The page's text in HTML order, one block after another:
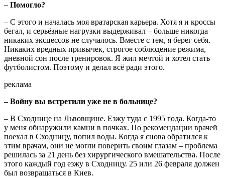
– Помогло?
– С этого и началась моя вратарская карьера. Хотя я и кроссы
бегал, и серьёзные нагрузки выдерживал – больше никогда
никаких эксцессов не случалось. Вместе с тем, я берег себя.
Никаких вредных привычек, строгое соблюдение режима,
дневной сон после тренировок. Я жил мечтой и хотел стать
футболистом. Поэтому и делал всё ради этого.
реклама
– Войну вы встретили уже не в больнице?
– В Сходнице на Львовщине. Езжу туда с 1995 года. Когда-то
у меня обнаружили камни в почках. По рекомендации врачей
поехал в Сходницу, попил воды. Когда я снова обратился к
этим врачам, они не могли поверить своим глазам – проблема
решилась за 21 день без хирургического вмешательства. После
этого каждый год езжу в Сходницу. 25 или 26 февраля должен
был возвращаться в Киев.